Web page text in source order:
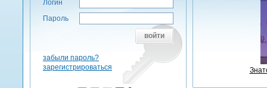
Логин
Пароль
войти
забыли пароль?
зарегистрироваться